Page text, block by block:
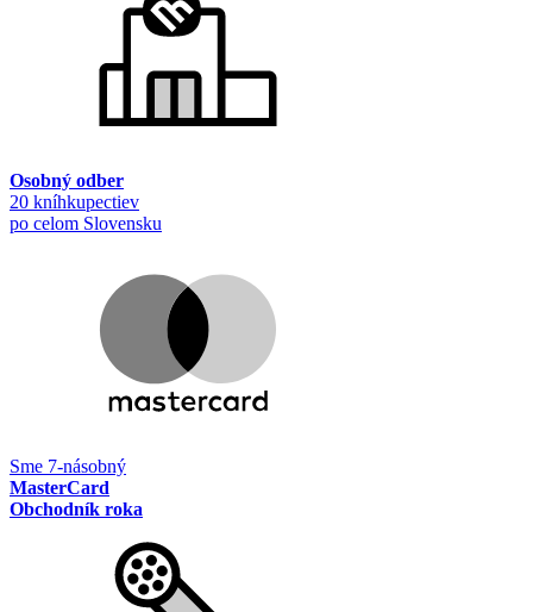
Osobný odber
20 kníhkupectiev
po celom Slovensku
Sme 7-násobný
MasterCard
Obchodník roka